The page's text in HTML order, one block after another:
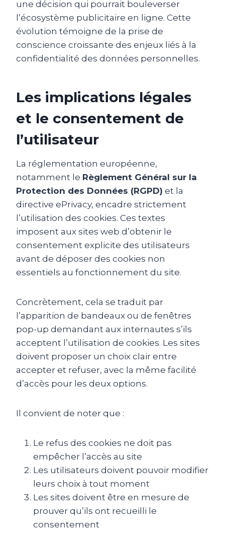
une décision qui pourrait bouleverser
l’écosystème publicitaire en ligne. Cette
évolution témoigne de la prise de
conscience croissante des enjeux liés à la
confidentialité des données personnelles.
Les implications légales
et le consentement de
l’utilisateur
La réglementation européenne,
notamment le Règlement Général sur la
Protection des Données (RGPD) et la
directive ePrivacy, encadre strictement
l’utilisation des cookies. Ces textes
imposent aux sites web d’obtenir le
consentement explicite des utilisateurs
avant de déposer des cookies non
essentiels au fonctionnement du site.
Concrètement, cela se traduit par
l’apparition de bandeaux ou de fenêtres
pop-up demandant aux internautes s’ils
acceptent l’utilisation de cookies. Les sites
doivent proposer un choix clair entre
accepter et refuser, avec la même facilité
d’accès pour les deux options.
Il convient de noter que :
Le refus des cookies ne doit pas
empêcher l’accès au site
Les utilisateurs doivent pouvoir modifier
leurs choix à tout moment
Les sites doivent être en mesure de
prouver qu’ils ont recueilli le
consentement